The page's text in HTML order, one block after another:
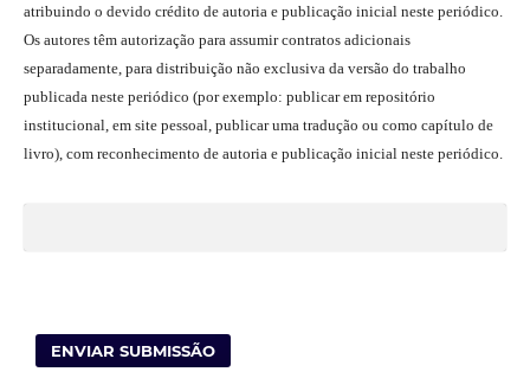
atribuindo o devido crédito de autoria e publicação inicial neste periódico.
Os autores têm autorização para assumir contratos adicionais
separadamente, para distribuição não exclusiva da versão do trabalho
publicada neste periódico (por exemplo: publicar em repositório
institucional, em site pessoal, publicar uma tradução ou como capítulo de
livro), com reconhecimento de autoria e publicação inicial neste periódico.
ENVIAR SUBMISSÃO